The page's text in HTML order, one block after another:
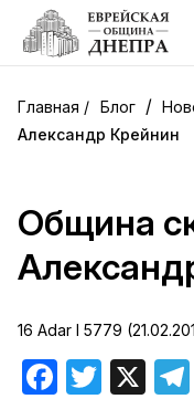
Блог /
Александр Крейнин
Община
16 Adar I 5779
Facebook
Twitter